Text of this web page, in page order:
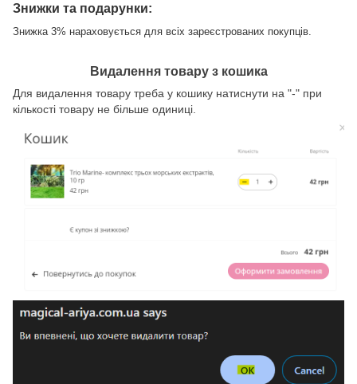
Знижки та подарунки:
Знижка 3% нараховується для всіх зареєстрованих покупців.
Видалення товару з кошика
Для видалення товару треба у кошику натиснути на "-" при
кількості товару не більше одиниці.